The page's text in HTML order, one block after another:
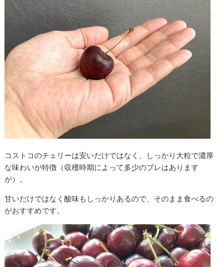
コストコのチェリーは安いだけではなく、しっかり大粒で濃厚
な味わいが特徴（収穫時期によって多少のブレはあります
が）。
甘いだけではなく酸味もしっかりあるので、そのまま食べるの
がおすすめです。